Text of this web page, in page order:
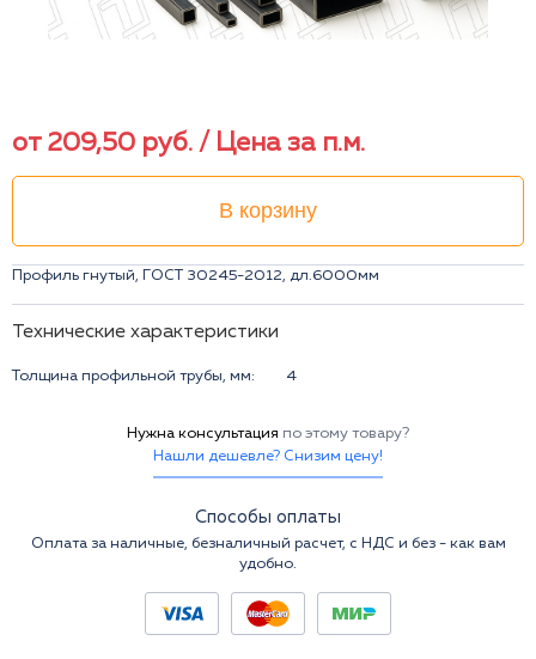
от 209,50 руб. / Цена за п.м.
В корзину
Профиль гнутый, ГОСТ 30245-2012, дл.6000мм
Технические характеристики
Толщина профильной трубы, мм: 4
Нужна консультация по этому товару?
Нашли дешевле? Снизим цену!
Способы оплаты
Оплата за наличные, безналичный расчет, с НДС и без - как вам
удобно.